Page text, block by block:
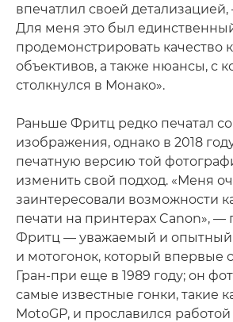
впечатлил своей
Для меня это был
продемонстрировать качество
объективов, а также нюансы, с
столкнулся в Монако».
Раньше Фритц редко печатал
изображения, однако в 2018
печатную версию той
изменить свой подход. «Меня
заинтересовали возможности
печати на принтерах Canon», —
Фритц — уважаемый и опытный
и мотогонок, который впервые
Гран-при еще в 1989 году; он
самые известные гонки, такие
MotoGP, и прославился